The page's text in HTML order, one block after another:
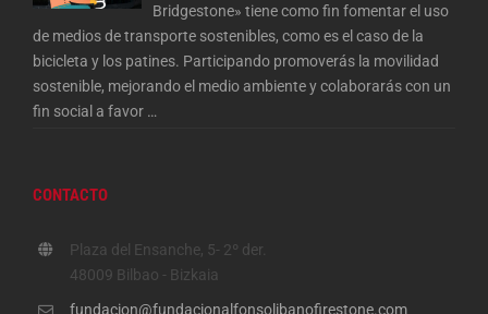
Bridgestone» tiene como fin fomentar el uso
de medios de transporte sostenibles, como es el caso de la
bicicleta y los patines. Participando promoverás la movilidad
sostenible, mejorando el medio ambiente y colaborarás con un
fin social a favor …
CONTACTO
Plaza del Ensanche, 5- 2º der.
48009 Bilbao - Bizkaia
fundacion@fundacionalfonsolibanofirestone.com